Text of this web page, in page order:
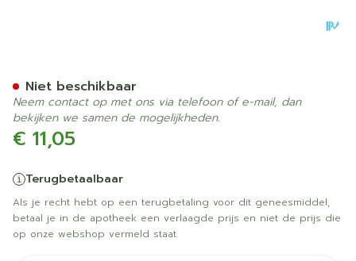
€ 11,05
Terugbetaalbaar
Als je recht hebt op een terugbetaling voor dit geneesmiddel,
betaal je in de apotheek een verlaagde prijs en niet de prijs die
op onze webshop vermeld staat.
Niet beschikbaar
Neem contact op met ons via telefoon of e-mail, dan
bekijken we samen de mogelijkheden.